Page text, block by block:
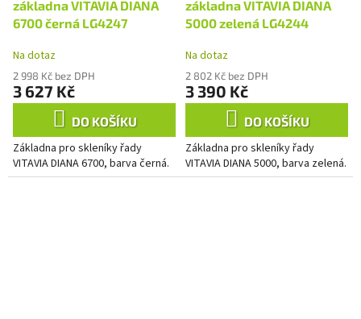
základna VITAVIA DIANA
6700 černá LG4247
Na dotaz
2 998 Kč bez DPH
3 627 Kč
DO KOŠÍKU
Základna pro skleníky řady
VITAVIA DIANA 6700, barva černá.
základna VITAVIA DIANA
5000 zelená LG4244
Na dotaz
2 802 Kč bez DPH
3 390 Kč
DO KOŠÍKU
Základna pro skleníky řady
VITAVIA DIANA 5000, barva zelená.